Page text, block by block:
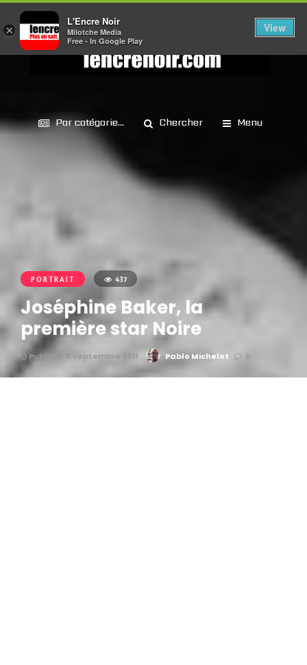
Par catégorie... Chercher Menu
PORTRAIT 437
Joséphine Baker, la
première star Noire
Publié le 8 septembre 2011 Pablo Michelot 0
×
L'Encre Noir
Milotche Media
Free - In Google Play
View